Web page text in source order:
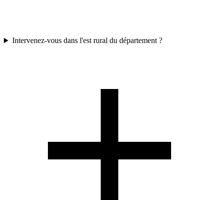
Intervenez-vous dans l'est rural du département ?